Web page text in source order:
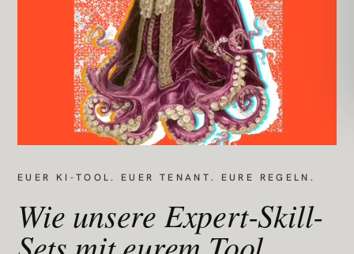
EUER KI-TOOL. EUER TENANT. EURE REGELN.
Wie unsere Expert-Skill-